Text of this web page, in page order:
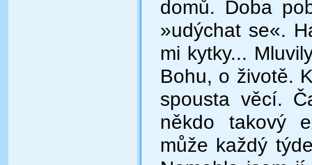
domů. Doba
»udýchat se«.
mi kytky...
Bohu, o životě.
spousta věcí.
někdo takový
může každý